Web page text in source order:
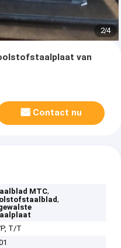
2/4
van
Contact nu
MTC,
,
T/T